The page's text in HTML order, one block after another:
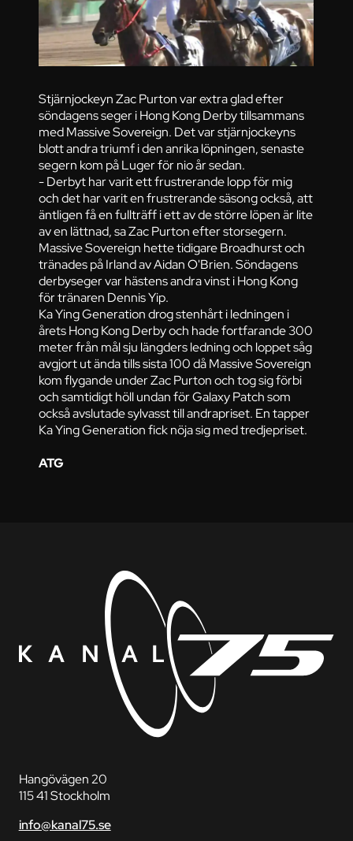
Stjärnjockeyn Zac Purton var extra glad efter
söndagens seger i Hong Kong Derby tillsammans
med Massive Sovereign. Det var stjärnjockeyns
blott andra triumf i den anrika löpningen, senaste
segern kom på Luger för nio år sedan.
- Derbyt har varit ett frustrerande lopp för mig
och det har varit en frustrerande säsong också, att
äntligen få en fullträff i ett av de större löpen är lite
av en lättnad, sa Zac Purton efter storsegern.
Massive Sovereign hette tidigare Broadhurst och
tränades på Irland av Aidan O'Brien. Söndagens
derbyseger var hästens andra vinst i Hong Kong
för tränaren Dennis Yip.
Ka Ying Generation drog stenhårt i ledningen i
årets Hong Kong Derby och hade fortfarande 300
meter från mål sju längders ledning och loppet såg
avgjort ut ända tills sista 100 då Massive Sovereign
kom flygande under Zac Purton och tog sig förbi
och samtidigt höll undan för Galaxy Patch som
också avslutade sylvasst till andrapriset. En tapper
Ka Ying Generation fick nöja sig med tredjepriset.
ATG
Hangövägen 20
115 41 Stockholm
info@kanal75.se